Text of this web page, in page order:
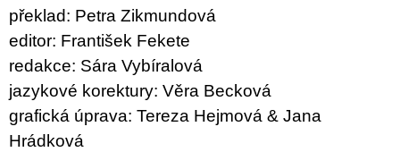
překlad: Petra Zikmundová
editor: František Fekete
redakce: Sára Vybíralová
jazykové korektury: Věra Becková
grafická úprava: Tereza Hejmová & Jana
Hrádková